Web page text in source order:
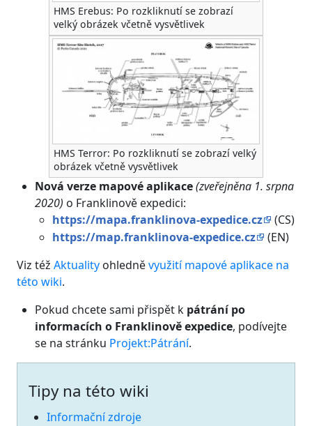
HMS Erebus: Po rozkliknutí se zobrazí
velký obrázek včetně vysvětlivek
HMS Terror: Po rozkliknutí se zobrazí velký
obrázek včetně vysvětlivek
Nová verze mapové aplikace (zveřejněna 1. srpna
2020) o Franklinově expedici:
https://mapa.franklinova-expedice.cz
(CS)
https://map.franklinova-expedice.cz
(EN)
Viz též Aktuality ohledněvyužití mapové aplikace na
této wiki.
Pokud chcete sami přispět k pátrání po
informacích o Franklinově expedice, podívejte
se na stránku Projekt:Pátrání.
Tipy na této wiki
Informační zdroje